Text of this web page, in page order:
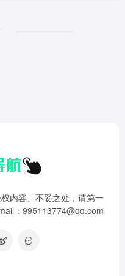
内容、不妥之处，请第一
：995113774@qq.com